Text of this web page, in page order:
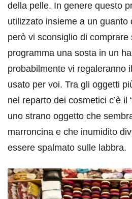
della pelle. In genere questo
utilizzato insieme a un guanto
però vi sconsiglio di comprare
programma una sosta in un
probabilmente vi regaleranno
usato per voi. Tra gli oggetti
nel reparto dei cosmetici c’è il
uno strano oggetto che
marroncina e che inumidito
essere spalmato sulle labbra.